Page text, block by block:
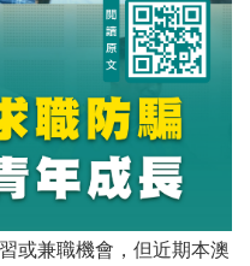
或兼職機會，但近期本澳